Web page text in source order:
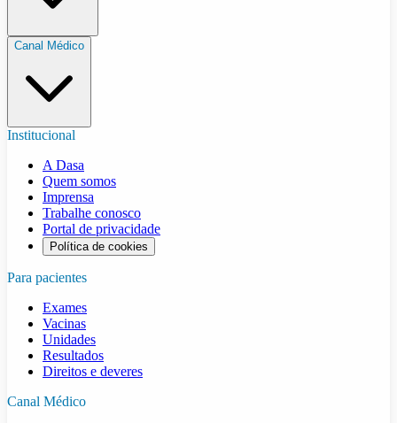
Canal Médico
Institucional
A Dasa
Quem somos
Imprensa
Trabalhe conosco
Portal de privacidade
Política de cookies
Para pacientes
Exames
Vacinas
Unidades
Resultados
Direitos e deveres
Canal Médico